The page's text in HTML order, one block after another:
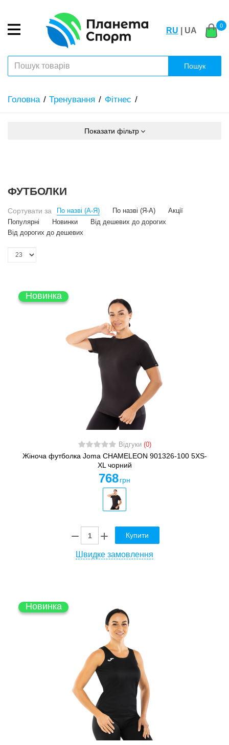
RU | UA
0
Пошук
Головна Тренування Фітнес
Показати фільтр
ФУТБОЛКИ
Сортувати за По назві (А-Я) По назві (Я-А)
Акції
Популярні
Новинки
Від дешевих до дорогих
Від дорогих до дешевих
Новинка
Відгуки (0)
Жіноча футболка Joma CHAMELEON 901326-100 5XS-
XL чорний
768 грн
Купити
Швидке замовлення
Новинка